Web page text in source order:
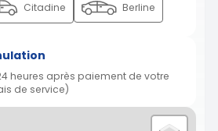
Citadine Berline
heures après paiement de votre
de service)